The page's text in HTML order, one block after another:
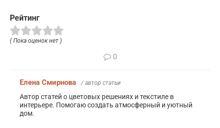
Рейтинг
( Пока оценок нет )
0
Елена Смирнова / автор статьи
Автор статей о цветовых решениях и текстиле в
интерьере. Помогаю создать атмосферный и уютный
дом.